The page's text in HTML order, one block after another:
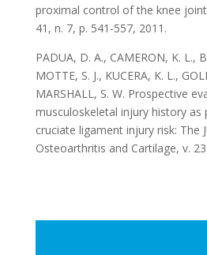
proximal control of the knee
41, n. 7, p. 541-557, 2011.
PADUA, D. A., CAMERON, K. L.,
MOTTE, S. J., KUCERA, K. L.,
MARSHALL, S. W. Prospective
musculoskeletal injury history
cruciate ligament injury risk: The
Osteoarthritis and Cartilage, v.